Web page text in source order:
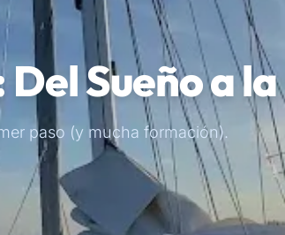
Sueño a la
paso (y mucha formación).